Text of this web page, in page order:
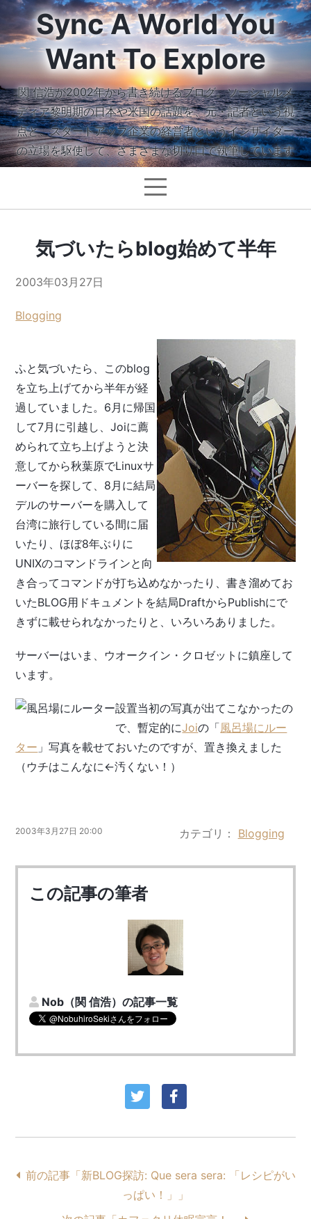
Sync A World You
Want To Explore
関 信浩が2002年から書き続けるブログ。ソーシャルメ
ディア黎明期の日本や米国の話題を、元・記者という視
点と、スタートアップ企業の経営者というインサイダー
の立場を駆使して、さまざまな切り口で執筆しています
気づいたらblog始めて半年
2003年03月27日
Blogging
ふと気づいたら、このblog
を立ち上げてから半年が経
過していました。6月に帰国
して7月に引越し、Joiに薦
められて立ち上げようと決
意してから秋葉原でLinuxサ
ーバーを探して、8月に結局
デルのサーバーを購入して
台湾に旅行している間に届
いたり、ほぼ8年ぶりに
UNIXのコマンドラインと向
き合ってコマンドが打ち込めなかったり、書き溜めてお
いたBLOG用ドキュメントを結局DraftからPublishにで
きずに載せられなかったりと、いろいろありました。
サーバーはいま、ウオークイン・クロゼットに鎮座して
います。
設置当初の写真が出てこなかったの
で、暫定的にJoiの「風呂場にルー
ター 」写真を載せておいたのですが、置き換えました
（ウチはこんなに←汚くない！）
2003年3月27日 20:00 カテゴリ Blogging
この記事の筆者
Nob（関 信浩）の記事一覧
前の記事「新BLOG探訪: Que sera sera: 「レシピがい
っぱい！」」